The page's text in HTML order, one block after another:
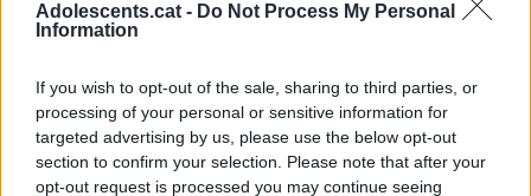
Adolescents.cat - Do Not Process My Personal
Information
If you wish to opt-out of the sale, sharing to third parties, or
processing of your personal or sensitive information for
targeted advertising by us, please use the below opt-out
section to confirm your selection. Please note that after your
opt-out request is processed you may continue seeing